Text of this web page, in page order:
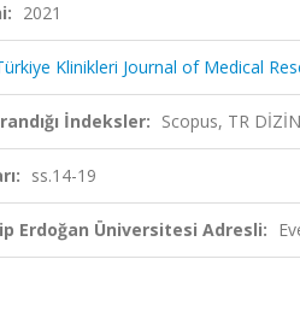
2021
Klinikleri Journal of Medical
İndeksler: Scopus, TR
ss.14-19
Erdoğan Üniversitesi Adresli: